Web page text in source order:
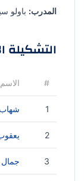
المدرب: باولو
التشكيلة
# الاسم
1
2
3 جمال